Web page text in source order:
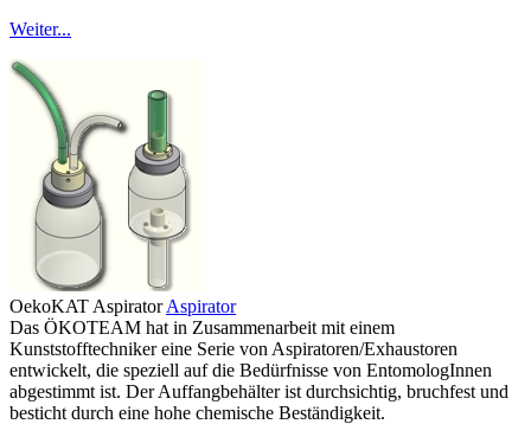
Weiter...
OekoKAT Aspirator Aspirator
Das ÖKOTEAM hat in Zusammenarbeit mit einem
Kunststofftechniker eine Serie von Aspiratoren/Exhaustoren
entwickelt, die speziell auf die Bedürfnisse von EntomologInnen
abgestimmt ist. Der Auffangbehälter ist durchsichtig, bruchfest und
besticht durch eine hohe chemische Beständigkeit.